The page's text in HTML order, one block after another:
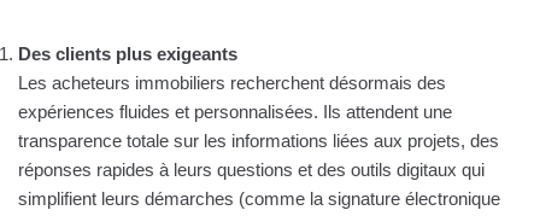
Des clients plus exigeants
Les acheteurs immobiliers recherchent désormais des
expériences fluides et personnalisées. Ils attendent une
transparence totale sur les informations liées aux projets, des
réponses rapides à leurs questions et des outils digitaux qui
simplifient leurs démarches (comme la signature électronique